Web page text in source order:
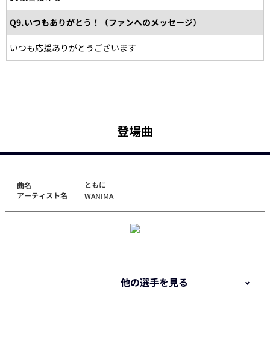
Q9.いつもありがとう！（ファンへのメッセージ）
いつも応援ありがとうございます
登場曲
曲名
アーティスト名
ともに
WANIMA